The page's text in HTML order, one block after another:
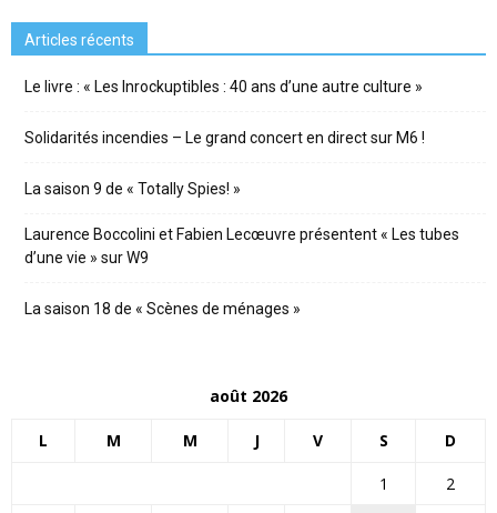
Articles récents
Le livre : « Les Inrockuptibles : 40 ans d’une autre culture »
Solidarités incendies – Le grand concert en direct sur M6 !
La saison 9 de « Totally Spies! »
Laurence Boccolini et Fabien Lecœuvre présentent « Les tubes
d’une vie » sur W9
La saison 18 de « Scènes de ménages »
août 2026
L M M J V S D
1
2